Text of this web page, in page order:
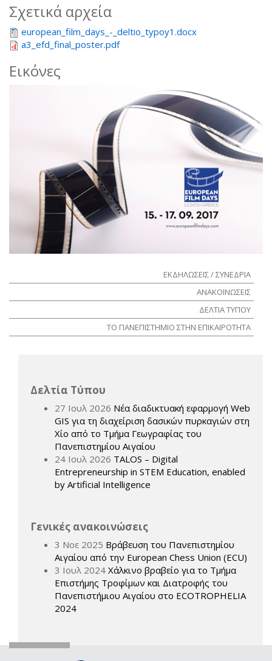
Σχετικά αρχεία
european_film_days_-_deltio_typoy1.docx
a3_efd_final_poster.pdf
Εικόνες
ΕΚΔΗΛΩΣΕΙΣ / ΣΥΝΕΔΡΙΑ
ΑΝΑΚΟΙΝΩΣΕΙΣ
ΔΕΛΤΙΑ ΤΥΠΟΥ
ΤΟ ΠΑΝΕΠΙΣΤΗΜΙΟ ΣΤΗΝ ΕΠΙΚΑΙΡΟΤΗΤΑ
Δελτία Τύπου
27 Ιουλ 2026 Νέα διαδικτυακή εφαρμογή Web
GIS για τη διαχείριση δασικών πυρκαγιών στη
Χίο από το Τμήμα Γεωγραφίας του
Πανεπιστημίου Αιγαίου
24 Ιουλ 2026 TALOS – Digital
Entrepreneurship in STEM Education, enabled
by Artificial Intelligence
Γενικές ανακοινώσεις
3 Νοε 2025 Βράβευση του Πανεπιστημίου
Αιγαίου από την European Chess Union (ECU)
3 Ιουλ 2024 Χάλκινο βραβείο για το Τμήμα
Επιστήμης Τροφίμων και Διατροφής του
Πανεπιστήμιου Αιγαίου στο ECOTROPHELIA
2024